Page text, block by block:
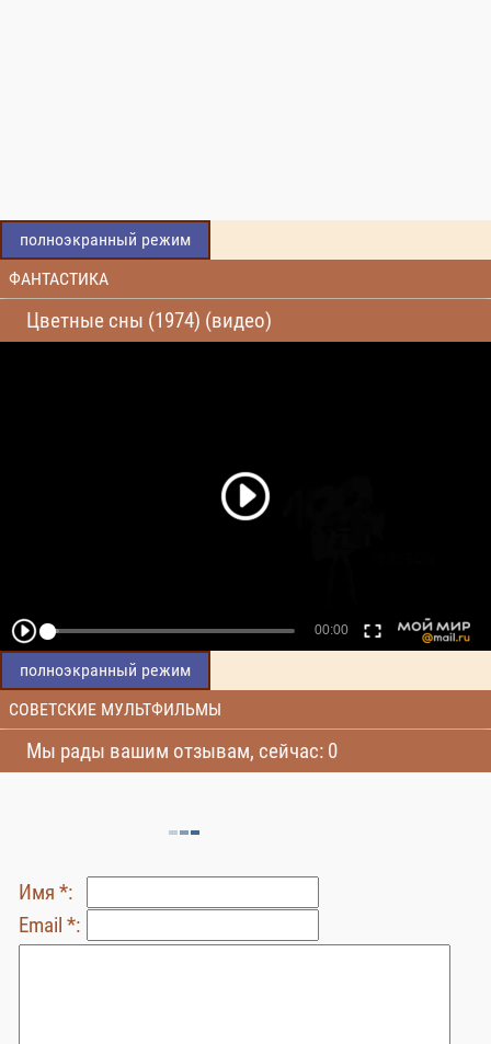
полноэкранный режим
ФАНТАСТИКА
Цветные сны (1974) (видео)
полноэкранный режим
СОВЕТСКИЕ МУЛЬТФИЛЬМЫ
Мы рады вашим отзывам, сейчас: 0
Имя *:
Email *: